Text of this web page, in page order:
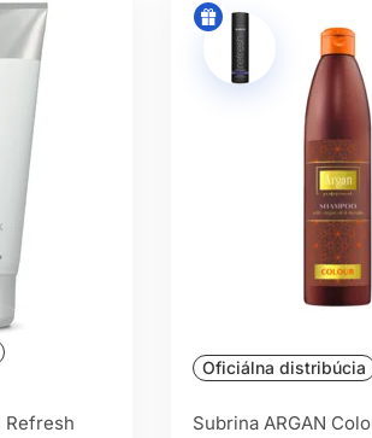
podľa typu vlasov.
individuálnu a odbornú starostlivosť.
zdravé, lesklé a plné života. Investujte
vlasov a prináša skutočné výsledky.
Refresh
Oficiálna distribúcia
Subrina ARGAN